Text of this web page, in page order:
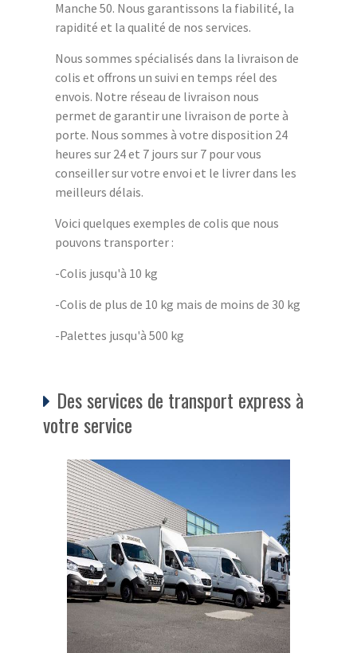
Manche 50. Nous garantissons la fiabilité, la
rapidité et la qualité de nos services.
Nous sommes spécialisés dans la livraison de
colis et offrons un suivi en temps réel des
envois. Notre réseau de livraison nous
permet de garantir une livraison de porte à
porte. Nous sommes à votre disposition 24
heures sur 24 et 7 jours sur 7 pour vous
conseiller sur votre envoi et le livrer dans les
meilleurs délais.
Voici quelques exemples de colis que nous
pouvons transporter :
-Colis jusqu'à 10 kg
-Colis de plus de 10 kg mais de moins de 30 kg
-Palettes jusqu'à 500 kg
Des services de transport express à
votre service